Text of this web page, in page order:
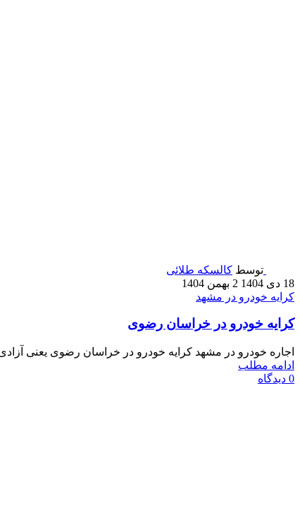
توسط کالسکه طلائی
18 دی 1404
2 بهمن 1404
کرایه خودرو در مشهد
کرایه خودرو در خراسان رضوی
اجاره خودرو در مشهد کرایه خودرو در خراسان رضوی یعنی
ادامه مطلب
0 دیدگاه